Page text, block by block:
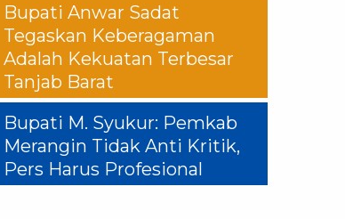
Bupati Anwar Sadat
Tegaskan Keberagaman
Adalah Kekuatan Terbesar
Tanjab Barat
Bupati M. Syukur: Pemkab
Merangin Tidak Anti Kritik,
Pers Harus Profesional